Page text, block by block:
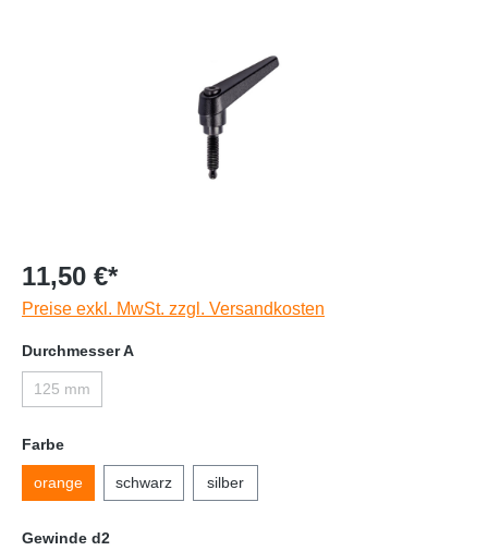
11,50 €*
Preise exkl. MwSt. zzgl. Versandkosten
Durchmesser A
125 mm
Farbe
orange schwarz silber
Gewinde d2